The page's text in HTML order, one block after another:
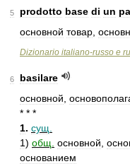
5 prodotto base di un
основной товар
Dizionario italiano-russo e
6
basilare
основной
* * *
1. сущ
1) общ основной
основанием